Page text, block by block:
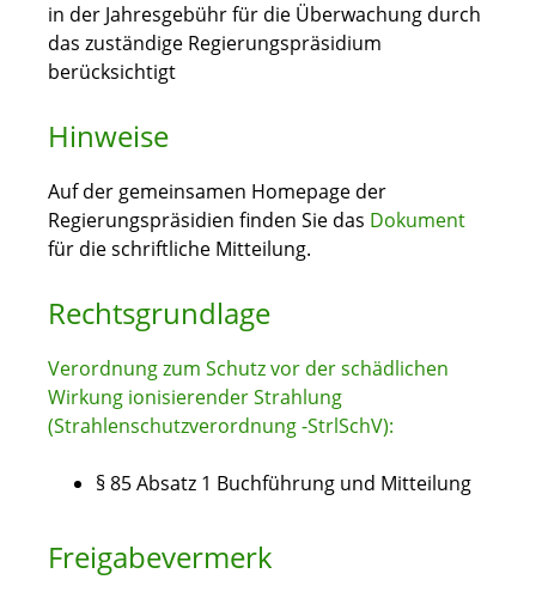
in der Jahresgebühr für die Überwachung durch
das zuständige Regierungspräsidium
berücksichtigt
Hinweise
Auf der gemeinsamen Homepage der
Regierungspräsidien finden Sie das Dokument
für die schriftliche Mitteilung.
Rechtsgrundlage
Verordnung zum Schutz vor der schädlichen
Wirkung ionisierender Strahlung
(Strahlenschutzverordnung -StrlSchV):
§ 85 Absatz 1 Buchführung und Mitteilung
Freigabevermerk